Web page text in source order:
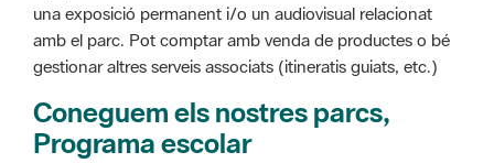
una exposició permanent i/o un audiovisual relacionat
amb el parc. Pot comptar amb venda de productes o bé
gestionar altres serveis associats (itineratis guiats, etc.)
Coneguem els nostres parcs,
Programa escolar